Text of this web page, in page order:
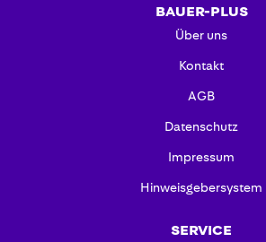
BAUER-PLUS
Über uns
Kontakt
AGB
Datenschutz
Impressum
Hinweisgebersystem
SERVICE